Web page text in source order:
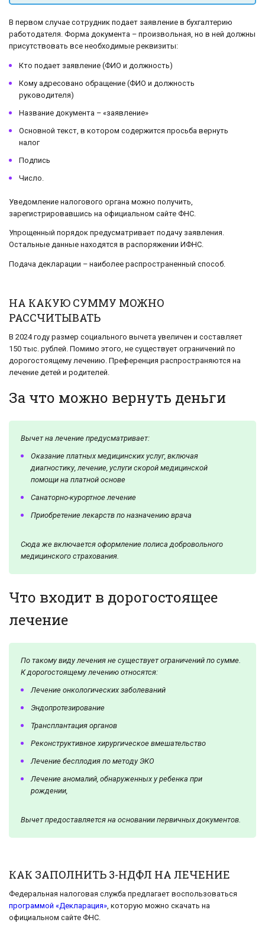
В первом случае сотрудник подает заявление в бухгалтерию
работодателя. Форма документа – произвольная, но в ней должны
присутствовать все необходимые реквизиты:
Кто подает заявление (ФИО и должность)
Кому адресовано обращение (ФИО и должность
руководителя)
Название документа – «заявление»
Основной текст, в котором содержится просьба вернуть
налог
Подпись
Число.
Уведомление налогового органа можно получить,
зарегистрировавшись на официальном сайте ФНС.
Упрощенный порядок предусматривает подачу заявления.
Остальные данные находятся в распоряжении ИФНС.
Подача декларации – наиболее распространенный способ.
НА КАКУЮ СУММУ МОЖНО
РАССЧИТЫВАТЬ
В 2024 году размер социального вычета увеличен и составляет
150 тыс. рублей. Помимо этого, не существует ограничений по
дорогостоящему лечению. Преференция распространяются на
лечение детей и родителей.
За что можно вернуть деньги
Вычет на лечение предусматривает:
Оказание платных медицинских услуг, включая
диагностику, лечение, услуги скорой медицинской
помощи на платной основе
Санаторно-курортное лечение
Приобретение лекарств по назначению врача
Сюда же включается оформление полиса добровольного
медицинского страхования.
Что входит в дорогостоящее
лечение
По такому виду лечения не существует ограничений по сумме.
К дорогостоящему лечению относятся:
Лечение онкологических заболеваний
Эндопротезирование
Трансплантация органов
Реконструктивное хирургическое вмешательство
Лечение бесплодия по методу ЭКО
Лечение аномалий, обнаруженных у ребенка при
рождении,
Вычет предоставляется на основании первичных документов.
КАК ЗАПОЛНИТЬ 3-НДФЛ НА ЛЕЧЕНИЕ
Федеральная налоговая служба предлагает воспользоваться
программой «Декларация», которую можно скачать на
официальном сайте ФНС.